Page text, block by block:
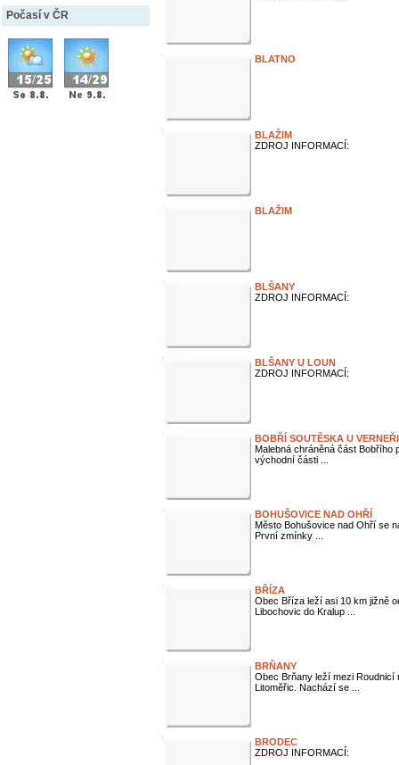
Počasí v ČR
BLATNO
BLAŽIM
ZDROJ INFORMACÍ:
BLAŽIM
BLŠANY
ZDROJ INFORMACÍ:
BLŠANY U LOUN
ZDROJ INFORMACÍ:
BOBŘÍ SOUTĚSKA U
Malebná chráněná část Bobřího
východní části ...
BOHUŠOVICE NAD OHŘÍ
Město Bohušovice nad Ohří se
První zmínky ...
BŘÍZA
Obec Bříza leží asi 10 km jižně
Libochovic do Kralup ...
BRŇANY
Obec Brňany leží mezi Roudnicí
Litoměřic. Nachází se ...
BRODEC
ZDROJ INFORMACÍ: